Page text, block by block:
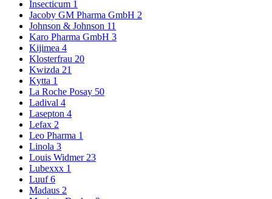
Insecticum 1
Jacoby GM Pharma GmbH 2
Johnson & Johnson 11
Karo Pharma GmbH 3
Kijimea 4
Klosterfrau 20
Kwizda 21
Kytta 1
La Roche Posay 50
Ladival 4
Lasepton 4
Lefax 2
Leo Pharma 1
Linola 3
Louis Widmer 23
Lubexxx 1
Luuf6
Madaus 2